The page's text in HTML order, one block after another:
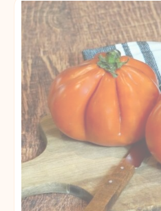
Tomates
cerises
rouge
grappe
Belgique